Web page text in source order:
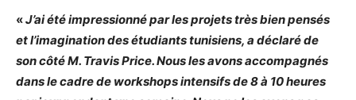
«J’ai été impressionné par les projets très bien pensés
et l’imagination des étudiants tunisiens, a déclaré de
son côté M. Travis Price. Nous les avons accompagnés
dans le cadre de workshops intensifs de 8 à 10 heures